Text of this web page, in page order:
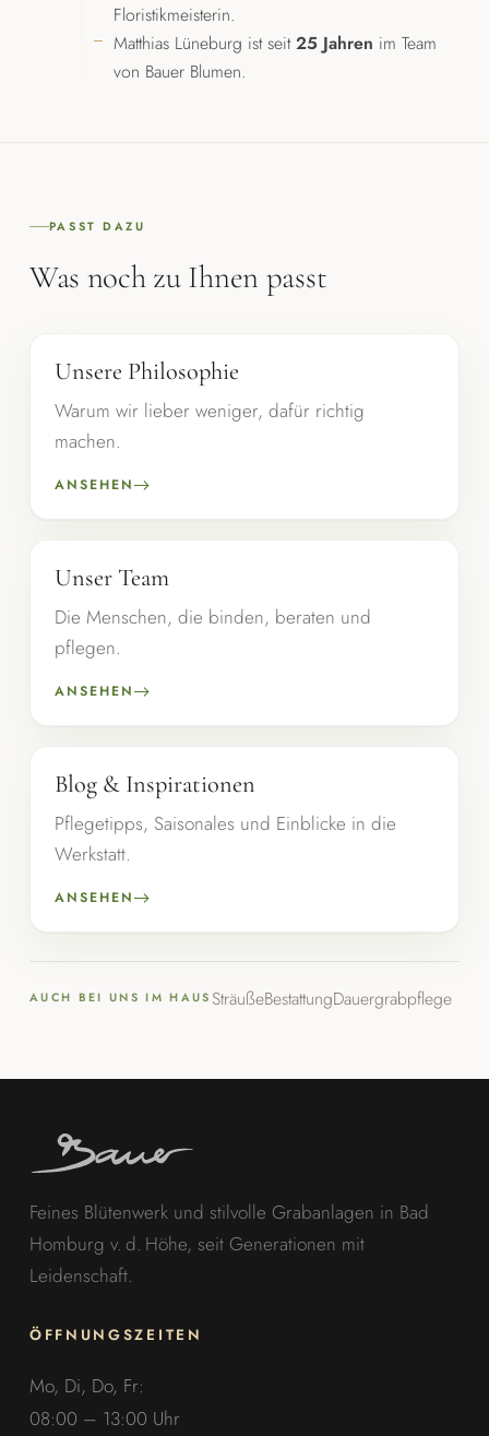
Floristikmeisterin.
Matthias Lüneburg ist seit25 Jahren im Team
von Bauer Blumen.
PASST DAZU
Was noch zu Ihnen passt
Unsere Philosophie
Warum wir lieber weniger, dafür richtig
machen.
ANSEHEN
Unser Team
Die Menschen, die binden, beraten und
pflegen.
ANSEHEN
Blog & Inspirationen
Pflegetipps, Saisonales und Einblicke in die
Werkstatt.
ANSEHEN
AUCH BEI UNS IM HAUS SträußeBestattungDauergrabpflege
Feines Blütenwerk und stilvolle Grabanlagen in Bad
Homburg v. d. Höhe, seit Generationen mit
Leidenschaft.
ÖFFNUNGSZEITEN
Mo, Di, Do, Fr:
08:00 – 13:00 Uhr